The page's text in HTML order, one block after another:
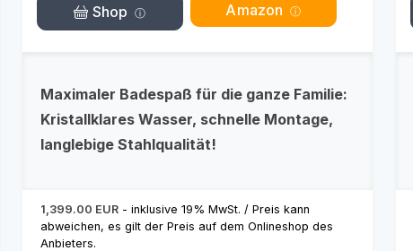
Shop Amazon
Maximaler Badespaß für die ganze Familie:
Kristallklares Wasser, schnelle Montage,
langlebige Stahlqualität!
1,399.00 EUR - inklusive 19% MwSt. / Preis kann
abweichen, es gilt der Preis auf dem Onlineshop des
Anbieters.